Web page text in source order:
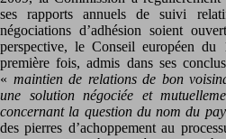
ses rapports annuels de suivi
négociations d’adhésion soient
perspective, le Conseil européen
première fois, admis dans ses
« maintien de relations de bon
une solution négociée et
concernant la question du nom du
des pierres d’achoppement au